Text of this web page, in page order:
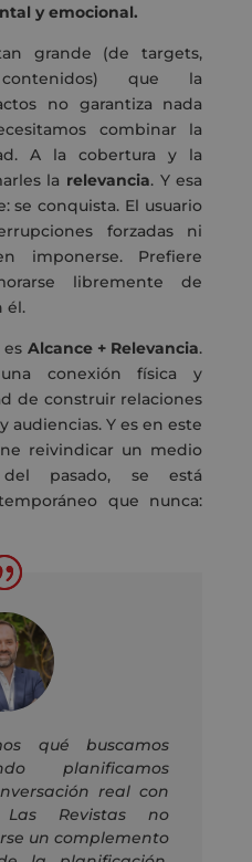
y emocional.
grande (de targets,
que la
no garantiza nada
combinar la
A la cobertura y la
la relevancia. Y esa
se conquista. El usuario
forzadas ni
imponerse. Prefiere
libremente de
él.
es Alcance + Relevancia.
conexión física y
de construir relaciones
audiencias. Y es en este
reivindicar un medio
pasado, se está
que nunca:
qué buscamos
planificamos
real con
Las Revistas no
un complemento